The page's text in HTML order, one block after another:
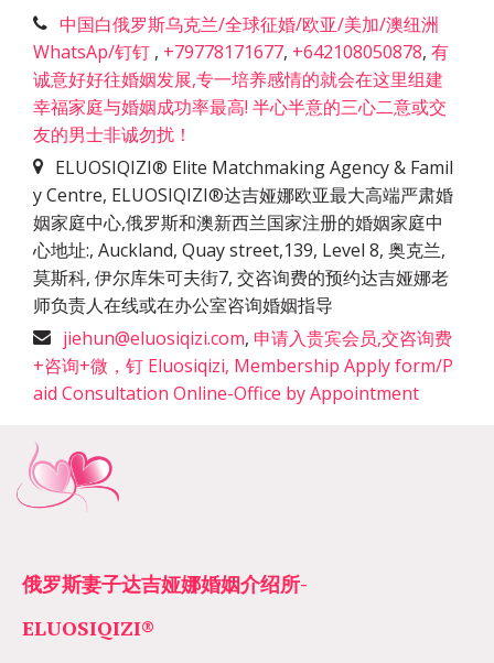
中国白俄罗斯乌克兰/全球征婚/欧亚/美加/澳纽洲
WhatsAp/钉钉 , +79778171677, +642108050878, 有
诚意好好往婚姻发展,专一培养感情的就会在这里组建
幸福家庭与婚姻成功率最高! 半心半意的三心二意或交
友的男士非诚勿扰！
ELUOSIQIZI® Elite Matchmaking Agency & Famil
y Centre, ELUOSIQIZI®达吉娅娜欧亚最大高端严肃婚
姻家庭中心,俄罗斯和澳新西兰国家注册的婚姻家庭中
心地址:, Auckland, Quay street,139, Level 8, 奥克兰,
莫斯科, 伊尔库朱可夫街7, 交咨询费的预约达吉娅娜老
师负责人在线或在办公室咨询婚姻指导
jiehun@eluosiqizi.com, 申请入贵宾会员,交咨询费
+咨询+微，钉 Eluosiqizi, Membership Apply form/P
aid Consultation Online-Office by Appointment
俄罗斯妻子达吉娅娜婚姻介绍所­­
ELUOSIQIZI®